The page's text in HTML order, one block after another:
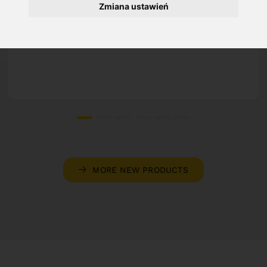
Zmiana ustawień
MORE NEW PRODUCTS